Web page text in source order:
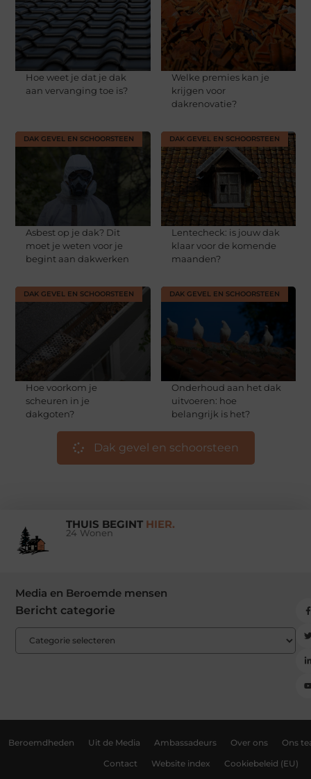
Hoe weet je dat je dak
aan vervanging toe is?
Welke premies kan je
krijgen voor
dakrenovatie?
DAK GEVEL EN SCHOORSTEEN
Asbest op je dak? Dit
moet je weten voor je
begint aan dakwerken
DAK GEVEL EN SCHOORSTEEN
Lentecheck: is jouw dak
klaar voor de komende
maanden?
DAK GEVEL EN SCHOORSTEEN
Hoe voorkom je
scheuren in je
dakgoten?
DAK GEVEL EN SCHOORSTEEN
Onderhoud aan het dak
uitvoeren: hoe
belangrijk is het?
Dak gevel en schoorsteen
THUIS BEGINT HIER.
24 Wonen
Media en Beroemde mensen
Bericht categorie
Beroemdheden Uit de Media Ambassadeurs Over ons Ons
Contact Website index Cookiebeleid (EU)